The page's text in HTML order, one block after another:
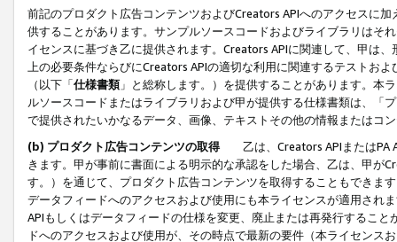
前記のプロダクト広告コンテンツおよびCreators APIへのアクセスに
供することがあります。サンプルソースコードおよびライブラリはそ
イセンスに基づき乙に提供されます。Creators APIに関連して、甲は
上の必要条件ならびにCreators APIの適切な利用に関連するテストお
（以下「仕様書類」と総称します。）を提供することがあります。本
ルソースコードまたはライブラリおよび甲が提供する仕様書類は、「
で提供されたいかなるデータ、画像、テキストその他の情報またはコ
(b) プロダクト広告コンテンツの取得
乙は、Creators APIまたはPA
きます。甲が事前に書面による明示的な承認をした場合、乙は、甲が
す。）を通じて、プロダクト広告コンテンツを取得することもできま
データフィードへのアクセスおよび使用にも本ライセンスが適用され
APIもしくはデータフィードの仕様を変更、廃止または再発行するこ
ドへのアクセスおよび使用が、その時点で最新の要件（本ライセン